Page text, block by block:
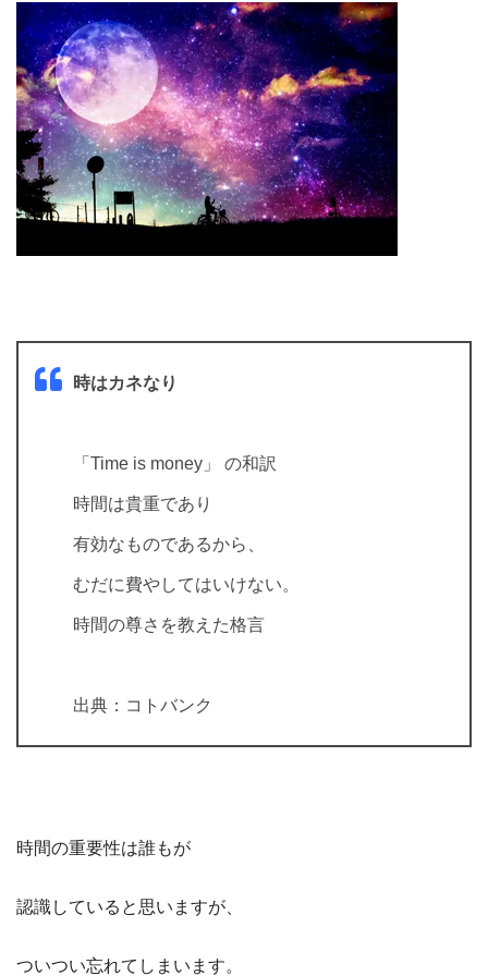
時はカネなり
「Time is money」 の和訳
時間は貴重であり
有効なものであるから、
むだに費やしてはいけない。
時間の尊さを教えた格言
出典：コトバンク
時間の重要性は誰もが
認識していると思いますが、
ついつい忘れてしまいます。